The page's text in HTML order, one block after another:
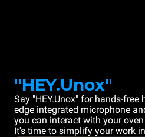
"HEY.Unox"
Say "HEY.Unox" for hands-
edge integrated microphone
you can interact with your
It's time to simplify your work